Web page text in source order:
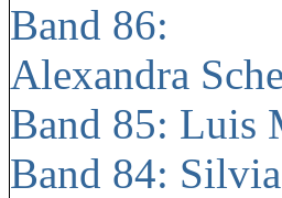
Band 86:
Alexandra
Band 85: Luis
Band 84: